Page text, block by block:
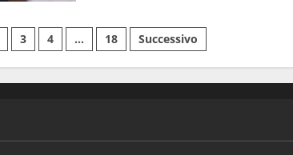
3 4 … 18 Successivo